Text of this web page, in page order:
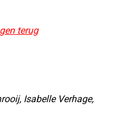
terug
Isabelle Verhage,